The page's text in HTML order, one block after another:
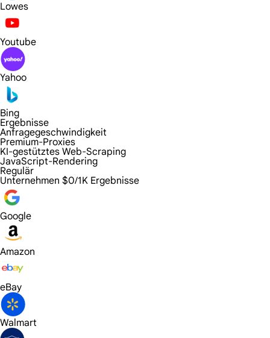
Lowes
Youtube
Yahoo
Bing
Ergebnisse
Anfragegeschwindigkeit
Premium-Proxies
KI-gestütztes Web-Scraping
JavaScript-Rendering
Regulär
Unternehmen $0/1K Ergebnisse
Google
Amazon
eBay
Walmart